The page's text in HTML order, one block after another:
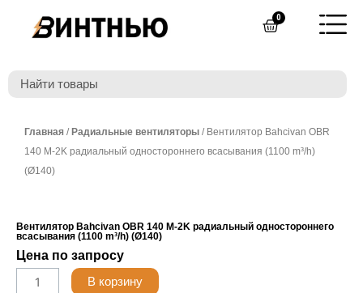
0Cart
Главная / Радиальные вентиляторы / Вентилятор Bahcivan OBR
140 M-2K радиальный одностороннего всасывания (1100 m³/h)
(Ø140)
Вентилятор Bahcivan OBR 140 M-2K радиальный одностороннего
всасывания (1100 m³/h) (Ø140)
Цена по запросу
Количество
В корзину